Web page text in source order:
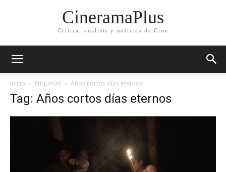
CineramaPlus
Crítica, análisis y noticias de Cine
Inicio Etiquetas Años cortos días eternos
Tag: Años cortos días eternos